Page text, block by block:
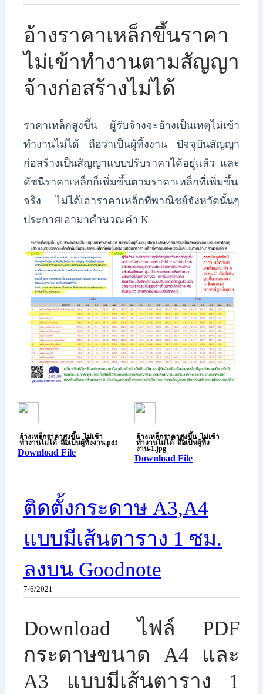
อ้างราคาเหล็กขึ้นราคา
ไม่เข้าทำงานตามสัญญา
จ้างก่อสร้างไม่ได้
ราคาเหล็กสูงขึ้น ผู้รับจ้างจะอ้างเป็นเหตุไม่เข้า
ทำงานไม่ได้ ถือว่าเป็นผู้ทิ้งงาน ปัจจุบันสัญญา
ก่อสร้างเป็นสัญญาแบบปรับราคาได้อยู่แล้ว และ
ดัชนีราคาเหล็กก็เพิ่มขึ้นตามราคาเหล็กที่เพิ่มขึ้น
จริง ไม่ได้เอาราคาเหล็กที่พาณิชย์จังหวัดนั้นๆ
ประกาศเอามาคำนวณค่า K
อ้างเหล็กราคาสูงขึ้น_ไม่เข้า
ทำงานไม่ได้_ถือเป็นผู้ทิ้งงาน.pdf
Download File
อ้างเหล็กราคาสูงขึ้น_ไม่เข้า
ทำงานไม่ได้_ถือเป็นผู้ทิ้ง
งาน-1.jpg
Download File
ติดตั้งกระดาษ A3,A4
แบบมีเส้นตาราง 1 ซม.
ลงบน Goodnote
7/6/2021
Download ไฟล์ PDF
กระดาษขนาด A4 และ
A3 แบบมีเส้นตาราง 1